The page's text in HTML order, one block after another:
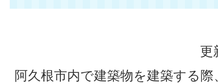
更
阿久根市内で建築物を建築する